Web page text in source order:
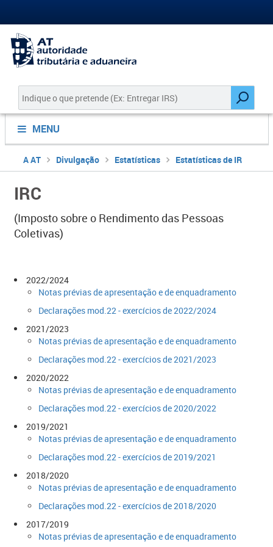
MENU
A AT Divulgação Estatísticas Estatísticas de IR
IRC
(Imposto sobre o Rendimento das Pessoas
Coletivas)
​2022/2024
Notas prév​ias de apresentação e de enquadramento
Declarações mod.22 - exercícios de 2022/2024​​
​2021/2023
Notas prév​ias de apresentação e de enquadramento
Declarações mod.22 - exercícios de 2021/2023​​
​2020/2022
Notas prév​ias de apresentação e de enquadramento
Declarações mod.22 - exercícios de 2020/2022​​
2019/2021
Notas prév​ias de apresentação e de enquadramento
Declarações mod.22 - exercícios de 2019/2021​
2018/2020
Notas prév​ias de apresentação e de enquadramento
Declarações mod.22 - exercícios de 2018/2020
​​2017/2019
Notas prév​ias de apresentação e de enquadramento